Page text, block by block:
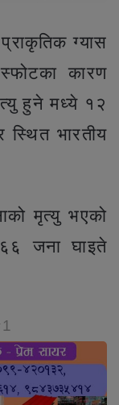
ग्यास
कारण
हुने मध्ये १२
स्थित भारतीय
मृत्यु भएको
जना घाइते